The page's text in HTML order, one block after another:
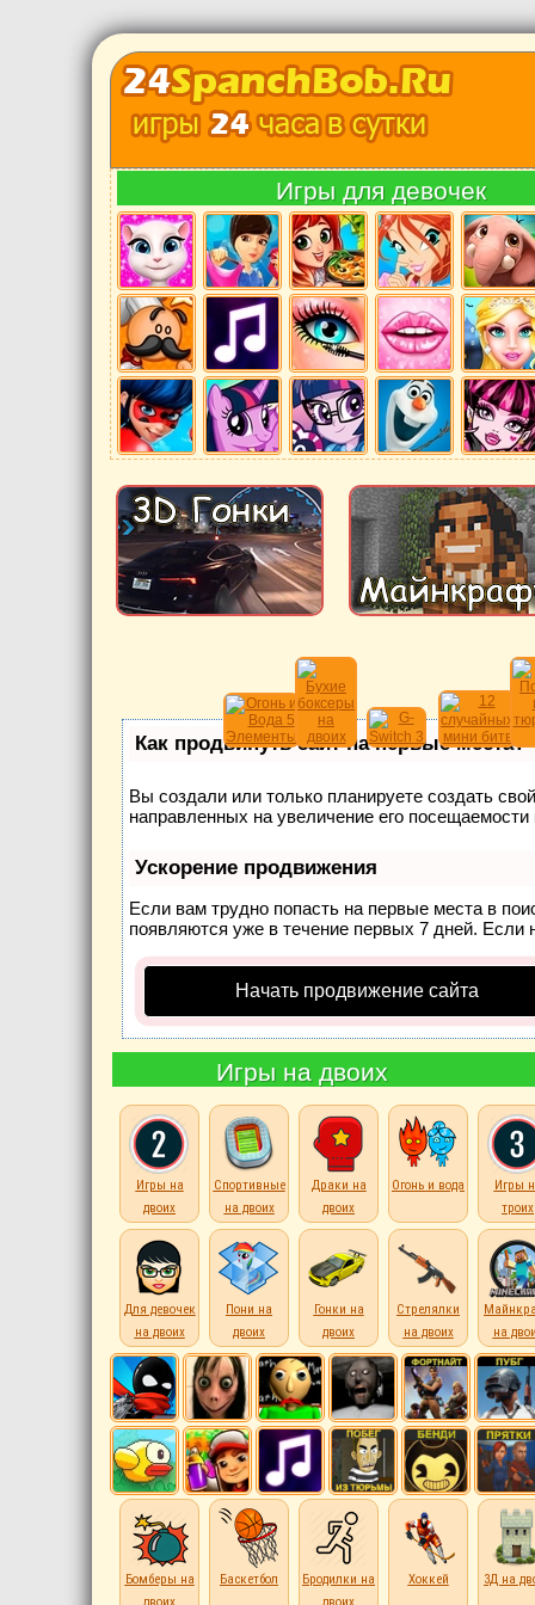
Игры для девочек
Как продвинуть сайт на первые места?
Вы создали или только планируете создать
направленных на увеличение его
Ускорение продвижения
Если вам трудно попасть на первые места в
появляются уже в течение первых 7 дней. Если
Начать продвижение сайта
Игры на двоих
Игры на
двоих
Спортивные
на двоих
Драки на
двоих
Огонь и вода
Игры
троих
Для девочек
на двоих
Пони на
двоих
Гонки на
двоих
Стрелялки
на двоих
на
Бомберы на
Баскетбол
Бродилки на
Хоккей 3Д на